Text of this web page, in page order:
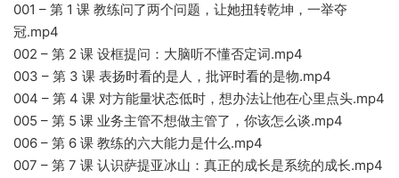
001 – 第 1 课 教练问了两个问题，让她扭转乾坤，一举夺
冠.mp4
002 – 第 2 课 设框提问：大脑听不懂否定词.mp4
003 – 第 3 课 表扬时看的是人，批评时看的是物.mp4
004 – 第 4 课 对方能量状态低时，想办法让他在心里点头.mp4
005 – 第 5 课 业务主管不想做主管了，你该怎么谈.mp4
006 – 第 6 课 教练的六大能力是什么.mp4
007 – 第 7 课 认识萨提亚冰山：真正的成长是系统的成长.mp4